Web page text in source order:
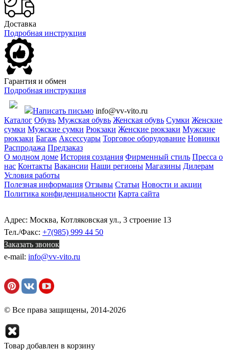
Доставка
Подробная инструкция
Гарантия и обмен
Подробная инструкция
Написать письмо info@vv-vito.ru
Каталог Обувь Мужская обувь Женская обувь Сумки Женские
сумки Мужские сумки Рюкзаки Женские рюкзаки Мужские
рюкзаки Багаж Аксессуары Торговое оборудование Новинки
Распродажа Предзаказ
О модном доме История создания Фирменный стиль Пресса о
нас Контакты Вакансии Наши регионы Магазины Дилерам
Условия работы
Полезная информация Отзывы Статьи Новости и акции
Политика конфиденциальности Карта сайта
Адрес: Москва, Котляковская ул., 3 строение 13
Тел./Факс: +7(985) 999 44 50
Заказать звонок
e-mail: info@vv-vito.ru
© Все права защищены, 2014-2026
Товар добавлен в корзину